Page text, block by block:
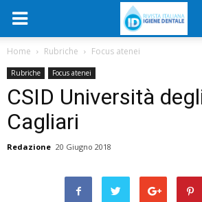
Home Rubriche Focus atenei
Rubriche Focus atenei
CSID Università
Cagliari
Redazione 20 Giugno 2018